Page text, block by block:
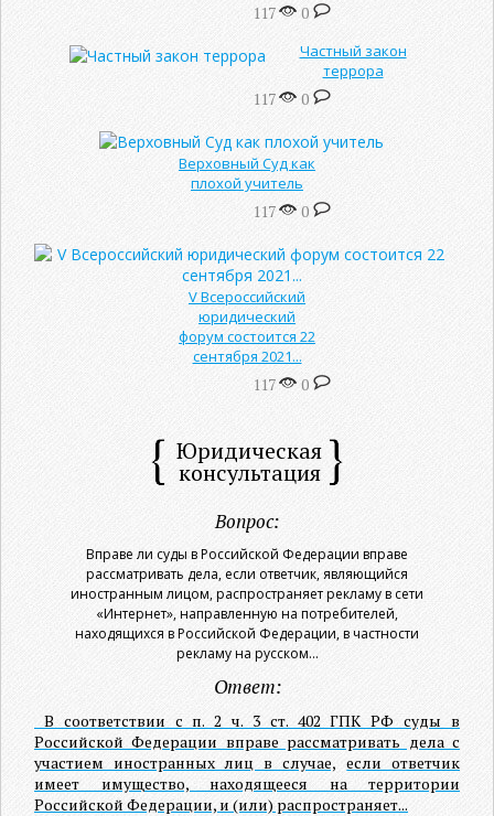
117 0
Частный закон
террора
117 0
Верховный Суд как
плохой учитель
117 0
V Всероссийский
юридический
форум состоится 22
сентября 2021...
117 0
Юридическая
консультация
Вопрос:
Вправе ли суды в Российской Федерации вправе
рассматривать дела, если ответчик, являющийся
иностранным лицом, распространяет рекламу в сети
«Интернет», направленную на потребителей,
находящихся в Российской Федерации, в частности
рекламу на русском...
Ответ:
В соответствии с п. 2 ч. 3 ст. 402 ГПК РФ суды в
Российской Федерации вправе рассматривать дела с
участием иностранных лиц в случае, если ответчик
имеет имущество, находящееся на территории
Российской Федерации, и (или) распространяет...